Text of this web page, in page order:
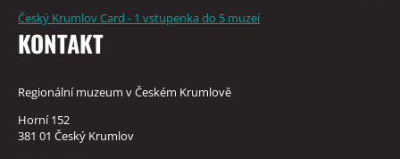
Český Krumlov Card - 1 vstupenka do 5 muzeí
KONTAKT
Regionální muzeum v Českém Krumlově
Horní 152
381 01 Český Krumlov